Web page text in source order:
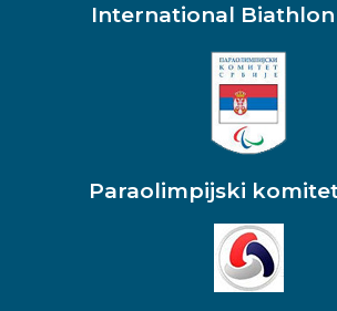
International
Paraolimpijski